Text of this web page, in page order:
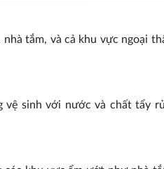
tắm, và cả khu vực ngoại
vệ sinh với nước và chất tẩy